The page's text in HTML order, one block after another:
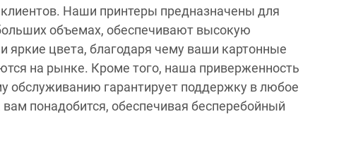
Наши принтеры предназначены для
объемах, обеспечивают высокую
яркие цвета, благодаря чему ваши картонные
на рынке. Кроме того, наша приверженность
обслуживанию гарантирует поддержку в любое
понадобится, обеспечивая бесперебойный